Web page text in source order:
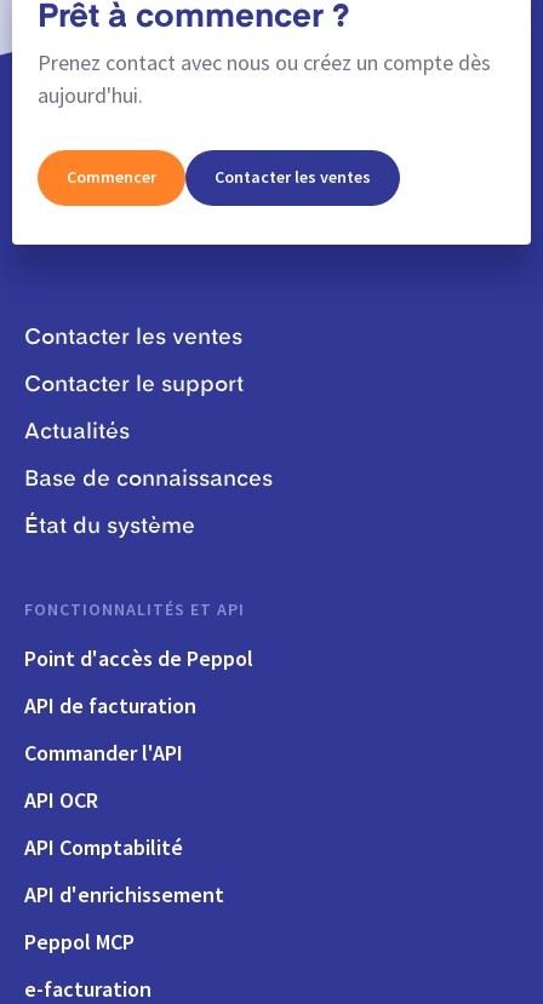
Prêt à commencer ?
Prenez contact avec nous ou créez un compte dès
aujourd'hui.
Commencer Contacter les ventes
Contacter les ventes
Contacter le support
Actualités
Base de connaissances
État du système
FONCTIONNALITÉS ET API
Point d'accès de Peppol
API de facturation
Commander l'API
API OCR
API Comptabilité
API d'enrichissement
Peppol MCP
e-facturation